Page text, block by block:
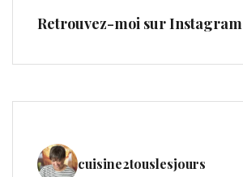
Retrouvez-moi sur Instagram
cuisine2touslesjours